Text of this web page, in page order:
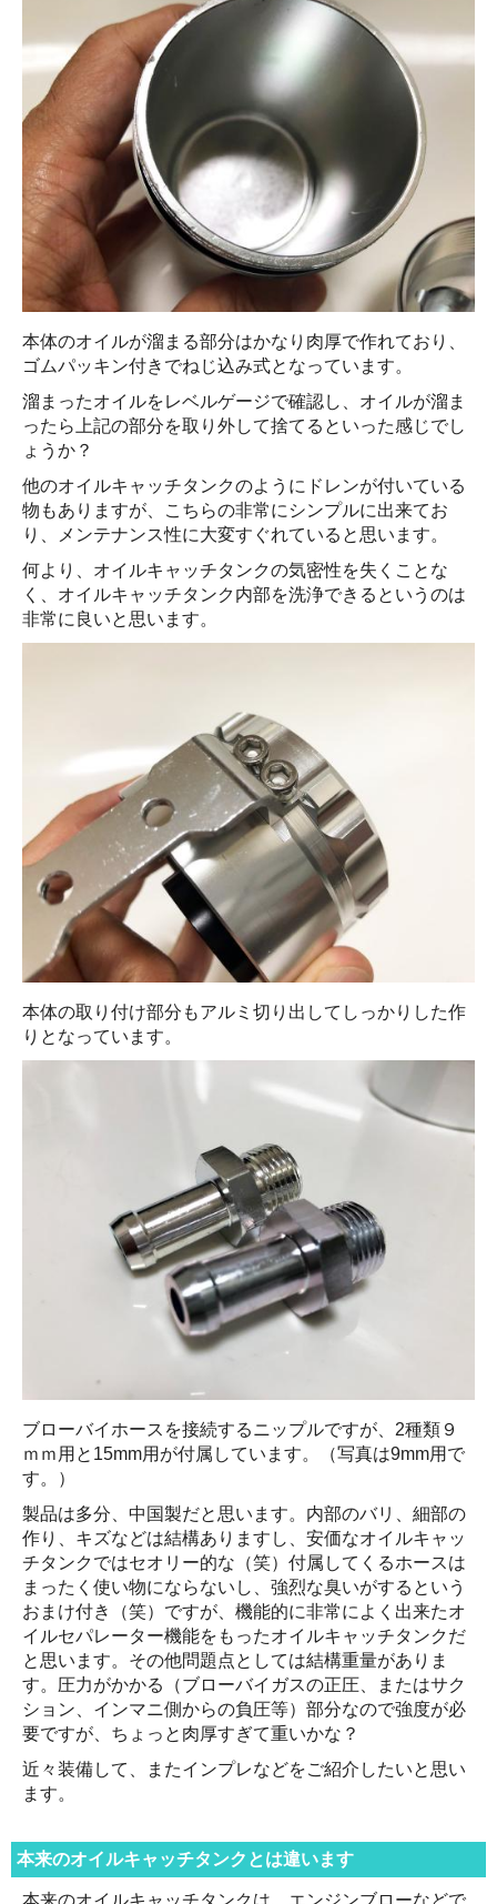
本体のオイルが溜まる部分はかなり肉厚で作れており、
ゴムパッキン付きでねじ込み式となっています。
溜まったオイルをレベルゲージで確認し、オイルが溜ま
ったら上記の部分を取り外して捨てるといった感じでし
ょうか？
他のオイルキャッチタンクのようにドレンが付いている
物もありますが、こちらの非常にシンプルに出来てお
り、メンテナンス性に大変すぐれていると思います。
何より、オイルキャッチタンクの気密性を失くことな
く、オイルキャッチタンク内部を洗浄できるというのは
非常に良いと思います。
本体の取り付け部分もアルミ切り出してしっかりした作
りとなっています。
ブローバイホースを接続するニップルですが、2種類９
ｍｍ用と15mm用が付属しています。（写真は9mm用で
す。）
製品は多分、中国製だと思います。内部のバリ、細部の
作り、キズなどは結構ありますし、安価なオイルキャッ
チタンクではセオリー的な（笑）付属してくるホースは
まったく使い物にならないし、強烈な臭いがするという
おまけ付き（笑）ですが、機能的に非常によく出来たオ
イルセパレーター機能をもったオイルキャッチタンクだ
と思います。その他問題点としては結構重量がありま
す。圧力がかかる（ブローバイガスの正圧、またはサク
ション、インマニ側からの負圧等）部分なので強度が必
要ですが、ちょっと肉厚すぎて重いかな？
近々装備して、またインプレなどをご紹介したいと思い
ます。
本来のオイルキャッチタンクとは違います